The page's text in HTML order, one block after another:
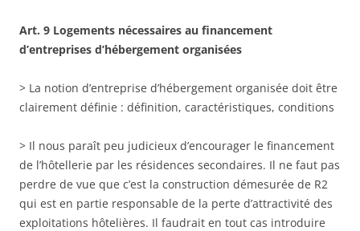
Art. 9 Logements nécessaires au financement
d’entreprises d’hébergement organisées
> La notion d’entreprise d’hébergement organisée doit être
clairement définie : définition, caractéristiques, conditions
> Il nous paraît peu judicieux d’encourager le financement
de l’hôtellerie par les résidences secondaires. Il ne faut pas
perdre de vue que c’est la construction démesurée de R2
qui est en partie responsable de la perte d’attractivité des
exploitations hôtelières. Il faudrait en tout cas introduire